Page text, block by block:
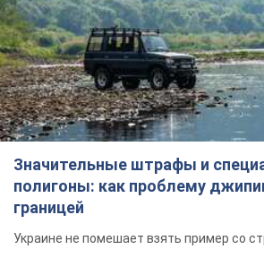
полигоны: как проблему
границей
Украине не помешает взять пример со
8.08.2026 05:10 2,1 т.
В Прикарпатье после
жары прошел сильный ливень:
дороги превратились в реки.
Непогода обрушилась на Ивано-